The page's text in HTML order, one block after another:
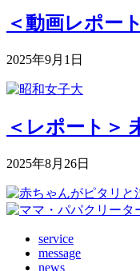
＜動画レポー
2025年9月1日
＜レポート＞
2025年8月26日
service
message
news